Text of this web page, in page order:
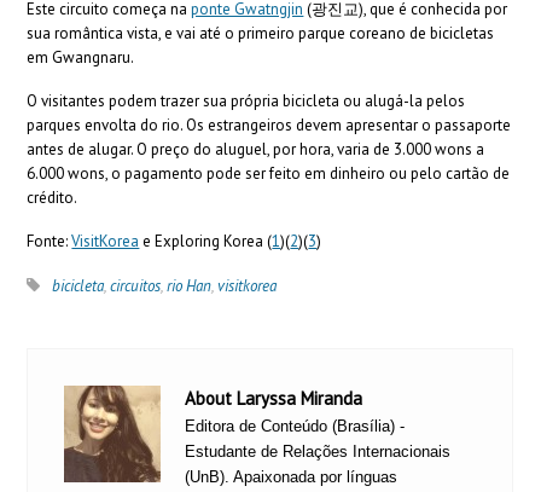
Este circuito começa naponte Gwatngjin (광진교), que é conhecida por
sua romântica vista, e vai até o primeiro parque coreano de bicicletas
em Gwangnaru.
O visitantes podem trazer sua própria bicicleta ou alugá-la pelos
parques envolta do rio. Os estrangeiros devem apresentar o passaporte
antes de alugar. O preço do aluguel, por hora, varia de 3.000 wons a
6.000 wons, o pagamento pode ser feito em dinheiro ou pelo cartão de
crédito.
Fonte:VisitKorea e Exploring Korea (1)(2)(3)
bicicleta,circuitos,rio Han,visitkorea
About Laryssa Miranda
Editora de Conteúdo (Brasília) -
Estudante de Relações Internacionais
(UnB). Apaixonada por línguas